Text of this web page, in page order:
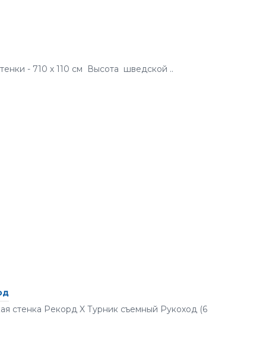
- 710 х 110 см Высота шведской ..
стенка Рекорд X Турник съемный Рукоход (6